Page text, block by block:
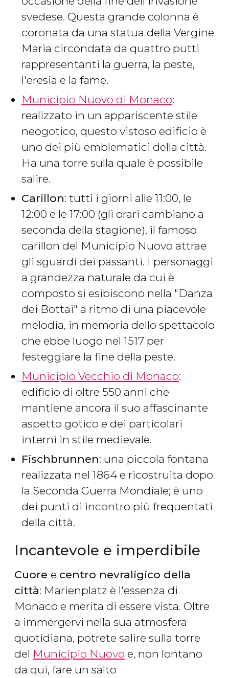
svedese. Questa grande colonna è
coronata da una statua della Vergine
Maria circondata da quattro putti
rappresentanti la guerra, la peste,
l'eresia e la fame.
Municipio Nuovo di Monaco:
realizzato in un appariscente stile
neogotico, questo vistoso edificio è
uno dei più emblematici della città.
Ha una torre sulla quale è possibile
salire.
Carillon: tutti i giorni alle 11:00, le
12:00 e le 17:00 (gli orari cambiano a
seconda della stagione), il famoso
carillon del Municipio Nuovo attrae
gli sguardi dei passanti. I personaggi
a grandezza naturale da cui è
composto si esibiscono nella "Danza
dei Bottai" a ritmo di una piacevole
melodia, in memoria dello spettacolo
che ebbe luogo nel 1517 per
festeggiare la fine della peste.
Municipio Vecchio di Monaco:
edificio di oltre 550 anni che
mantiene ancora il suo affascinante
aspetto gotico e dei particolari
interni in stile medievale.
Fischbrunnen: una piccola fontana
realizzata nel 1864 e ricostruita dopo
la Seconda Guerra Mondiale; è uno
dei punti di incontro più frequentati
della città.
Incantevole e imperdibile
Cuore e centro nevraligico della
città: Marienplatz è l'essenza di
Monaco e merita di essere vista. Oltre
a immergervi nella sua atmosfera
quotidiana, potrete salire sulla torre
del Municipio Nuovo e, non lontano
da qui, fare un salto